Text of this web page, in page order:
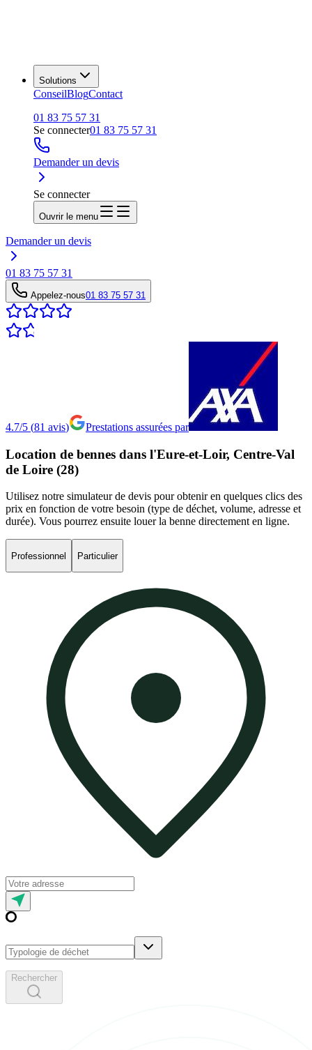
Solutions
ConseilBlogContact
01 83 75 57 31
Se connecter01 83 75 57 31
Demander un devis
Se connecter
Ouvrir le menu
Demander un devis
01 83 75 57 31
Appelez-nous01 83 75 57 31
4.7/5 (81 avis) Prestations assurées par
Location de bennes dans l'Eure-et-Loir, Centre-Val
de Loire (28)
Utilisez notre simulateur de devis pour obtenir en quelques clics des
prix en fonction de votre besoin (type de déchet, volume, adresse et
durée). Vous pourrez ensuite louer la benne directement en ligne.
Professionnel Particulier
Rechercher